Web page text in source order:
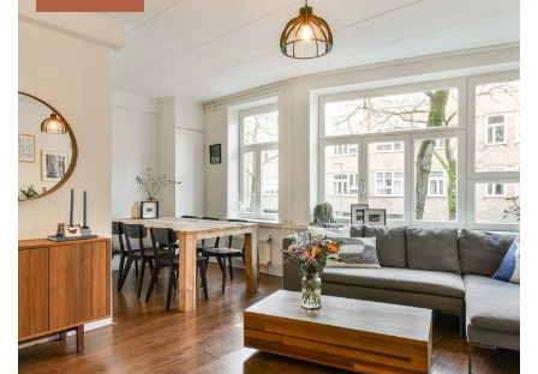
adviseren wij u deze tijdig kenbaar te maken aan uw
aankopend makelaar en hiernaar zelfstandig onderzoek te
(laten) doen. Indien u geen deskundige vertegenwoordiger
inschakelt, acht u zichzelf volgens de wet deskundig
genoeg om alle zaken die van belang zijn te kunnen
overzien.